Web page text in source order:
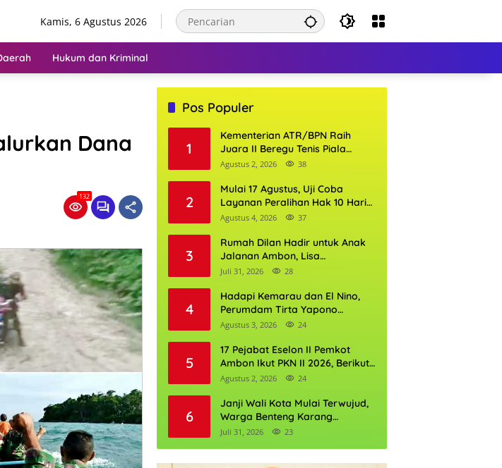
Kamis, 6 Agustus 2026
Hukum dan Kriminal
Dana
132
Pos Populer
1
Kementerian ATR/BPN Raih
Juara II Beregu Tenis Piala
Gubernur DKI Jakarta 2026
Agustus 2, 2026 38
2
Mulai 17 Agustus, Uji Coba
Layanan Peralihan Hak 10 Hari
di 15 Kantor Pertanahan
Agustus 4, 2026 37
3
Rumah Dilan Hadir untuk Anak
Jalanan Ambon, Lisa
Wattimena: Tak Ada Anak yang
Depannya
Juli 31, 2026 28
4
Hadapi Kemarau dan El Nino,
Perumdam Tirta Yapono
Perkuat Cadangan Air Ambon
Agustus 3, 2026 24
5
17 Pejabat Eselon II Pemkot
Ambon Ikut PKN II 2026, Berikut
Daftarnya
Agustus 2, 2026 24
6
Janji Wali Kota Mulai Terwujud,
Warga Benteng Karang
Ditargetkan Nikmati Air Bersih
Juli 31, 2026 23